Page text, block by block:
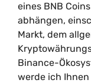
eines BNB
abhängen,
Markt, dem
Binance-
werde ich